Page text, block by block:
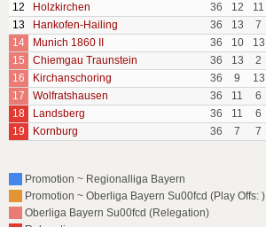
12
Holzkirchen 36 12 11
13
Hankofen-Hailing 36 13 7
14
Munich 1860 II 36 10 13
15
Chiemgau Traunstein 36 13 2
16
Kirchanschoring 36 9 13
17
Wolfratshausen 36 11 6
18
Landsberg 36 11 6
19
Kornburg 36 7 7
Promotion ~ Regionalliga Bayern
Promotion ~ Oberliga Bayern Su00fcd (Play Offs: )
Oberliga Bayern Su00fcd (Relegation)